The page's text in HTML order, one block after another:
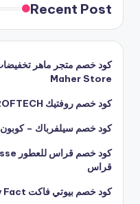
Recent Post
Maher Store
كود خصم روفتيك ROFTECH كوبون خصم روفتيك
كود خصم سيلفرباك – كوبون Silverback
قراس
كود خصم بيوتي فاكت Beauty Fact حتى 30%